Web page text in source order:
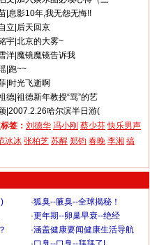
| 息影10年,我无怨无悔!!
立 后天回京
宇| 北京的大雾~
洋| 魔镜魔镜告诉我
| 跑~~
| 时光飞逝啊
德| 祖德新年教授“骂”的艺
| 2007.2.26哈尔滨半日游(
签： 刘德华 冯小刚 蔡少芬 快乐男声
冰冰 张柏芝 苏醒 郑钧 春晚 李湘 搞
·狐臭--腋臭--全球揭秘！
·更年期--卵巢早衰--绝经
·涵盖健康要闻健康生活导航